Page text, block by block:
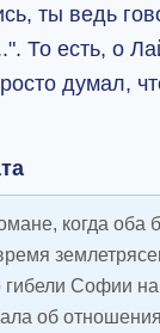
ты ведь
То есть, о
думал,
когда оба
гибели Софии
об